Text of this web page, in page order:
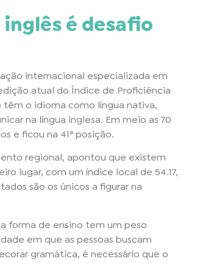
é desafio
internacional especializada em
atual do Índice de Proficiência
o idioma como língua nativa,
na língua inglesa. Em meio as 70
e ficou na 41ª posição.
regional, apontou que existem
lugar, com um índice local de 54.17,
são os únicos a figurar na
forma de ensino tem um peso
em que as pessoas buscam
gramática, é necessário que o